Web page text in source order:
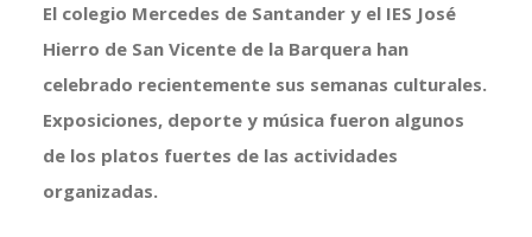
El colegio Mercedes de Santander y el IES José
Hierro de San Vicente de la Barquera han
celebrado recientemente sus semanas culturales.
Exposiciones, deporte y música fueron algunos
de los platos fuertes de las actividades
organizadas.